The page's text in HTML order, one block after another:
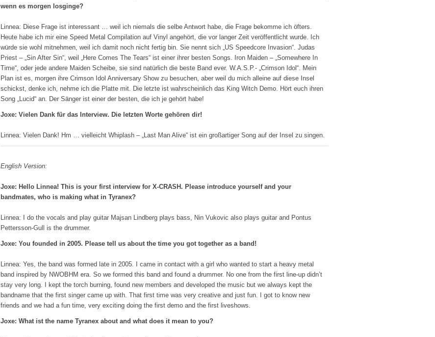
wenn es morgen losginge?
Linnea: Diese Frage ist interessant … weil ich niemals die selbe Antwort habe, die Frage bekomme ich öfters.
Heute habe ich mir eine Speed Metal Compilation auf Vinyl angehört, die vor langer Zeit veröffentlicht wurde. Ich
würde sie wohl mitnehmen, weil ich damit noch nicht fertig bin. Sie nennt sich „US Speedcore Invasion“. Judas
Priest – „Sin After Sin“, weil „Here Comes The Tears“ ist einer ihrer besten Songs. Iron Maiden – „Somewhere In
Time“, oder jede andere Maiden Scheibe, sie sind natürlich die beste Band ever. W.A.S.P.- „Crimson Idol“. Mein
Plan ist es, morgen ihre Crimson Idol Anniversary Show zu besuchen, aber weil du mich alleine auf diese Insel
schickst, denke ich, nehme ich die Platte mit. Die letzte ist wahrscheinlich das King Witch Demo. Hört euch ihren
Song „Lucid“ an. Der Sänger ist einer der besten, die ich je gehört habe!
Joxe: Vielen Dank für das Interview. Die letzten Worte gehören dir!
Linnea: Vielen Dank! Hm … vielleicht Whiplash – „Last Man Alive“ ist ein großartiger Song auf der Insel zu singen.
English Version:
Joxe: Hello Linnea! This is your first interview for X-CRASH. Please introduce yourself and your
bandmates, who is making what in Tyranex?
Linnea: I do the vocals and play guitar Majsan Lindberg plays bass, Nin Vukovic also plays guitar and Pontus
Pettersson-Gull is the drummer.
Joxe: You founded in 2005. Please tell us about the time you got together as a band!
Linnea: Yes, the band was formed late in 2005. I came in contact with a girl who wanted to start a heavy metal
band inspired by NWOBHM era. So we formed this band and found a drummer. No one from the first line-up didn’t
stay very long. I kept the torch burning, found new members and developed the music but we always kept the
bandname that the first singer came up with. That first time was very creative and just fun. I got to know new
friends and we had a fun time, very exciting doing the first demo and the first liveshows.
Joxe: What ist the name Tyranex about and what does it mean to you?